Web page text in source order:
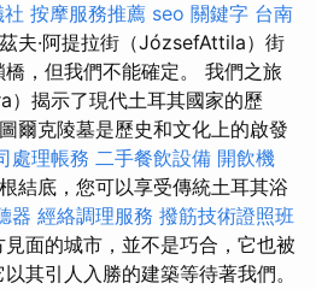
按摩服務推薦 seo 關鍵字 台南
夫·阿提拉街（JózsefAttila）街
，但我們不能確定。 我們之旅
）揭示了現代土耳其國家的歷
爾克陵墓是歷史和文化上的啟發
處理帳務 二手餐飲設備 開飲機
結底，您可以享受傳統土耳其浴
器 經絡調理服務 撥筋技術證照班
面的城市，並不是巧合，它也被
其引人入勝的建築等待著我們。